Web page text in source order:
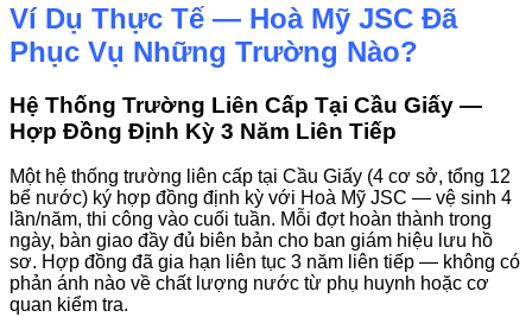
Ví Dụ Thực Tế — Hoà Mỹ JSC Đã
Phục Vụ Những Trường Nào?
Hệ Thống Trường Liên Cấp Tại Cầu Giấy —
Hợp Đồng Định Kỳ 3 Năm Liên Tiếp
Một hệ thống trường liên cấp tại Cầu Giấy (4 cơ sở, tổng 12
bể nước) ký hợp đồng định kỳ với Hoà Mỹ JSC — vệ sinh 4
lần/năm, thi công vào cuối tuần. Mỗi đợt hoàn thành trong
ngày, bàn giao đầy đủ biên bản cho ban giám hiệu lưu hồ
sơ. Hợp đồng đã gia hạn liên tục 3 năm liên tiếp — không có
phản ánh nào về chất lượng nước từ phụ huynh hoặc cơ
quan kiểm tra.